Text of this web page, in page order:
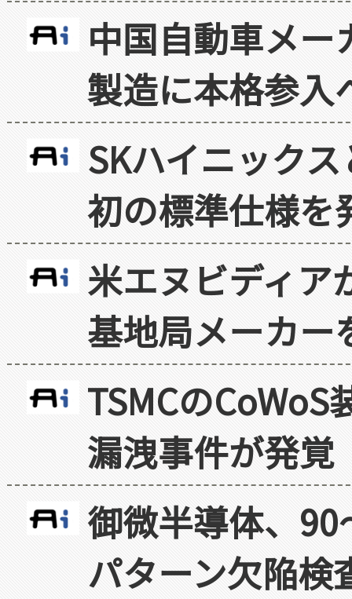
中国自動車メ
製造に本格参入
SKハイニック
初の標準仕様を
米エヌビディア
基地局メーカー
TSMCの
漏洩事件が発覚
御微半導体、
パターン欠陥検